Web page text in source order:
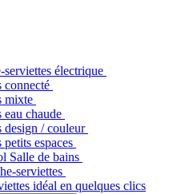
serviettes électrique
connecté
mixte
eau chaude
design / couleur
petits espaces
Salle de bains
serviettes
idéal en quelques clics